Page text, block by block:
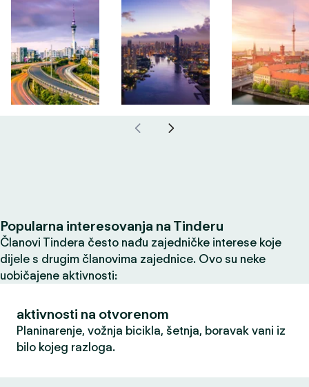
Popularna interesovanja na Tinderu
Članovi Tindera često nađu zajedničke interese koje
dijele s drugim članovima zajednice. Ovo su neke
uobičajene aktivnosti:
aktivnosti na otvorenom
Planinarenje, vožnja bicikla, šetnja, boravak vani iz
bilo kojeg razloga.